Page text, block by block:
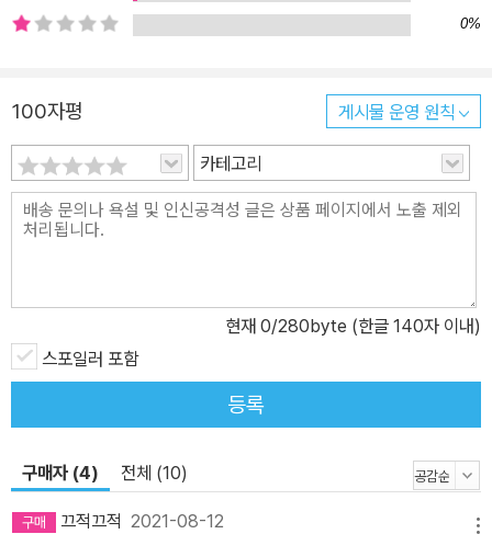
0%
100자평 게시물 운영 원칙
카테고리
현재 0/280byte (한글 140자 이내)
스포일러 포함
등록
구매자 (4) 전체 (10)
끄적끄적 2021-08-12